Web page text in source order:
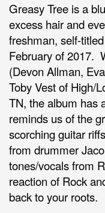
Greasy Tree is a
excess hair and
freshman, self-
February of 2017.
(Devon Allman,
Toby Vest of High/
TN, the album has
reminds us of the
scorching guitar
from drummer
tones/vocals from
reaction of Rock
back to your roots.